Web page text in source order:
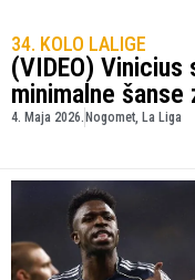
34. KOLO LALIGE
(VIDEO)
minimalne šanse
4. Maja 2026. Nogomet La Liga